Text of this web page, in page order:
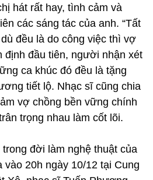
hát rất hay, tình cảm và
các sáng tác của anh. “Tất
đều là do công việc thì vợ
định đầu tiên, người nhận xét
ca khúc đó đều là tặng
tiết lộ. Nhạc sĩ cũng chia
vợ chồng bền vững chính
trọng nhau làm cốt lõi.
đời làm nghệ thuật của
vào 20h ngày 10/12 tại Cung